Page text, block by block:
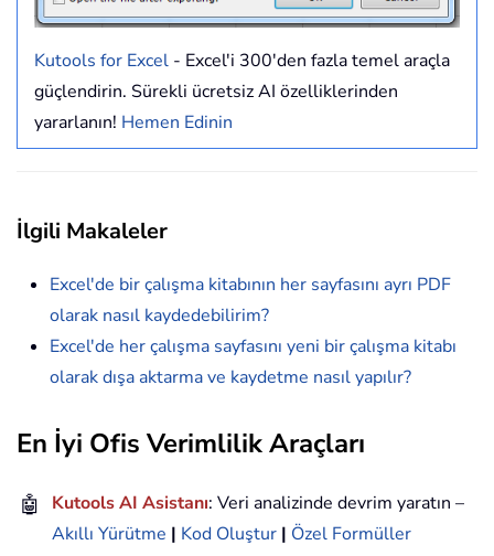
Kutools for Excel - Excel'i 300'den fazla temel araçla
güçlendirin. Sürekli ücretsiz AI özelliklerinden
yararlanın! Hemen Edinin
İlgili Makaleler
Excel'de bir çalışma kitabının her sayfasını ayrı PDF
olarak nasıl kaydedebilirim?
Excel'de her çalışma sayfasını yeni bir çalışma kitabı
olarak dışa aktarma ve kaydetme nasıl yapılır?
En İyi Ofis Verimlilik Araçları
🤖 Kutools AI Asistanı: Veri analizinde devrim yaratın –
Akıllı Yürütme | Kod Oluştur | Özel Formüller